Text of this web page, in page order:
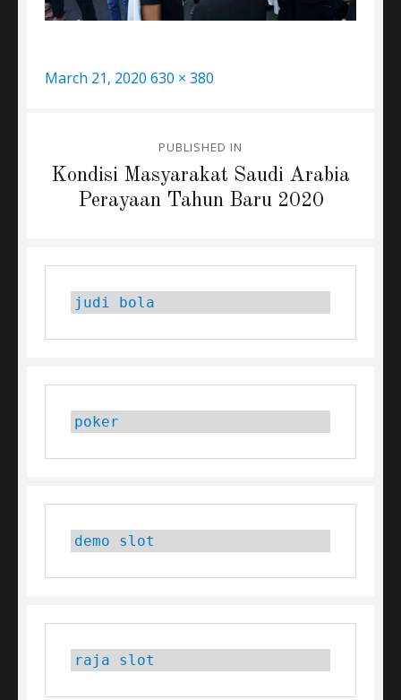
Posted
March 21, 2020 Full
630 × 380
navigation
PUBLISHED IN
Kondisi Masyarakat Saudi Arabia
Perayaan Tahun Baru 2020
judi bola
poker
demo slot
raja slot